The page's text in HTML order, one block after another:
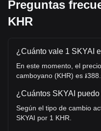
Preguntas
KHR
¿Cuánto vale 1 SKYAI
En este momento, el
camboyano (KHR) es ៛
¿Cuántos SKYAI
Según el tipo de cambio
SKYAI por 1 KHR.